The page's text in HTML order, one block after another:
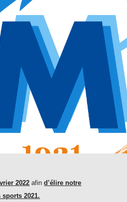
2022 afind’élire notre
sports 2021.